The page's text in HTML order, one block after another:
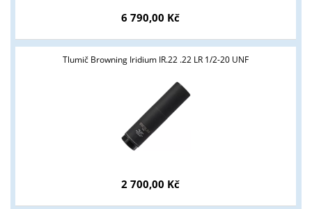
6 790,00 Kč
Tlumič Browning Iridium IR.22 .22 LR 1/2-20 UNF
2 700,00 Kč
Tyto stránky jsou určeny pouze odborné veřejnosti od 18 let a
podnikatelům v oblasti zbraně a střelivo. Splňujete tyto
podmínky?
ANO